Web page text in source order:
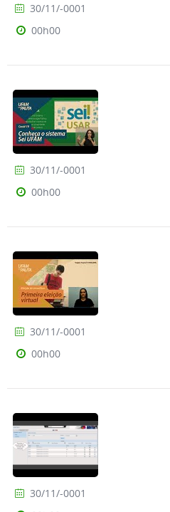
30/11/-0001
00h00
30/11/-0001
00h00
30/11/-0001
00h00
30/11/-0001